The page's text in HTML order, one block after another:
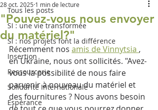
Tous les posts
SI : une vie transformée
SI : nos projets font la différence
Insertion
Ressourcerie
Solidarité Internationale
Espérance
"Pouvez-vous nous envoyer
du matériel?"
28 oct. 2025 1 min de lecture
Récemment nos amis de Vinnytsia ,
en Ukraine, nous ont sollicités. "Avez-
vous la possibilité de nous faire
parvenir à nouveau du matériel et
des fournitures ? Nous avons besoin